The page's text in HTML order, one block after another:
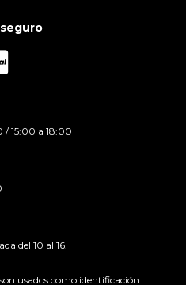
/ 15:00 a 18:00
del 10 al 16.
usados como identificación.